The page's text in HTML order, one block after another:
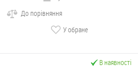
До порівняння
У обране
В наявності